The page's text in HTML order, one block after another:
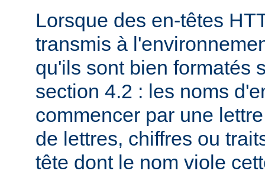
Lorsque des en-têtes
transmis à
qu'ils sont bien formatés
section 4.2 : les noms
commencer par une
de lettres, chiffres ou
tête dont le nom viole